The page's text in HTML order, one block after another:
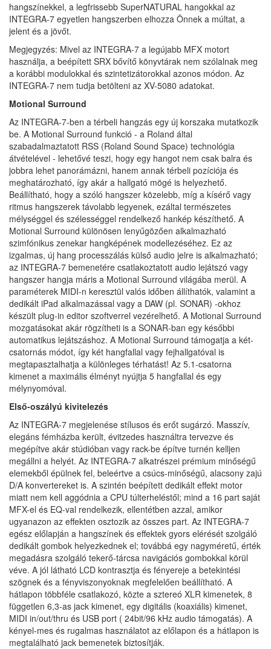
hangszínekkel, a legfrissebb SuperNATURAL hangokkal az
INTEGRA-7 egyetlen hangszerben elhozza Önnek a múltat, a
jelent és a jövőt.
Megjegyzés: Mivel az INTEGRA-7 a legújabb MFX motort
használja, a beépített SRX bővítő könyvtárak nem szólalnak meg
a korábbi modulokkal és szintetizátorokkal azonos módon. Az
INTEGRA-7 nem tudja betölteni az XV-5080 adatokat.
Motional Surround
Az INTEGRA-7-ben a térbeli hangzás egy új korszaka mutatkozik
be. A Motional Surround funkció - a Roland által
szabadalmaztatott RSS (Roland Sound Space) technológia
átvételével - lehetővé teszi, hogy egy hangot nem csak balra és
jobbra lehet panorámázni, hanem annak térbeli pozíciója és
meghatározható, így akár a hallgató mögé is helyezhető.
Beállítható, hogy a szóló hangszer közelebb, míg a kísérő vagy
ritmus hangszerek távolabb legyenek, ezáltal természetes
mélységgel és szélességgel rendelkező hankép készíthető. A
Motional Surround különösen lenyűgözően alkalmazható
szimfónikus zenekar hangképének modellezéséhez. Ez az
izgalmas, új hang processzálás külső audio jelre is alkalmazható;
az INTEGRA-7 bemenetére csatlakoztatott audio lejátszó vagy
hangszer hangja máris a Motional Surround világába merül. A
paraméterek MIDI-n keresztül valós időben állíthatók, valamint a
dedikált iPad alkalmazással vagy a DAW (pl. SONAR) -okhoz
készült plug-in editor szoftverrel vezérelhető. A Motional Surround
mozgatásokat akár rögzítheti is a SONAR-ban egy későbbi
automatikus lejátszáshoz. A Motional Surround támogatja a két-
csatornás módot, így két hangfallal vagy fejhallgatóval is
megtapasztalhatja a különleges térhatást! Az 5.1-csatorna
kimenet a maximális élményt nyújtja 5 hangfallal és egy
mélynyomóval.
Első-oszályú kivitelezés
Az INTEGRA-7 megjelenése stílusos és erőt sugárzó. Masszív,
elegáns fémházba került, évitzedes használtra tervezve és
megépítve akár stúdióban vagy rack-be építve turnén kelljen
megállni a helyét. Az INTEGRA-7 alkatrészei prémium minőségű
elemekből épülnek fel, beleértve a csúcs-minőségű, alacsony zajú
D/A konvertereket is. A szintén beépített dedikált effekt motor
miatt nem kell aggódnia a CPU túlterheléstől; mind a 16 part saját
MFX-el és EQ-val rendelkezik, ellentétben azzal, amikor
ugyanazon az effekten osztozik az összes part. Az INTEGRA-7
egész előlapján a hangszínek és effektek gyors elérését szolgáló
dedikált gombok helyezkednek el; továbbá egy nagyméretű, érték
megadásra szolgáló tekerő-tárcsa navigációs gombokkal körül
véve. A jól látható LCD kontrasztja és fényereje a betekintési
szögnek és a fényviszonyoknak megfelelően beállítható. A
hátlapon többféle csatlakozó, közte a sztereó XLR kimenetek, 8
független 6,3-as jack kimenet, egy digitális (koaxiális) kimenet,
MIDI in/out/thru és USB port ( 24bit/96 kHz audio támogatás). A
kényel-mes és rugalmas használatot az előlapon és a hátlapon is
megtalálható jack bemenetek biztosítják.